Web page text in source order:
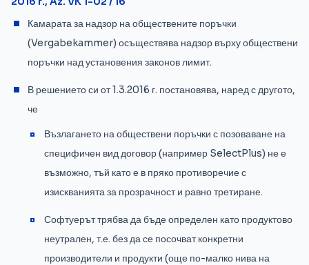
Камарата за надзор на обществените поръчки
(Vergabekammer) осъществява надзор върху обществени
поръчки над установения законов лимит.
В решението си от 1.3.2016 г. постановява, наред с другото,
че
Възлагането на обществени поръчки с позоваване на
специфичен вид договор (например SelectPlus) не е
възможно, тъй като е в пряко противоречие с
изискванията за прозрачност и равно третиране.
Софтуерът трябва да бъде определен като продуктово
неутрален, т.е. без да се посочват конкретни
производители и продукти (още по-малко нива на